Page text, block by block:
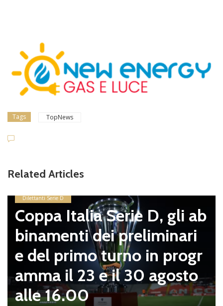
Tags TopNews
Related Articles
Dilettanti Serie D
Coppa Italia Serie D, gli ab
binamenti dei preliminari
e del primo turno in progr
amma il 23 e il 30 agosto
alle 16.00